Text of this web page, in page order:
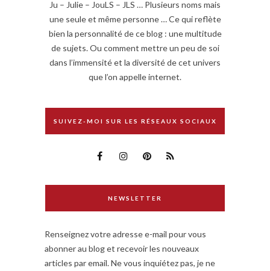
Ju – Julie – JouLS – JLS … Plusieurs noms mais
une seule et même personne … Ce qui reflète
bien la personnalité de ce blog : une multitude
de sujets. Ou comment mettre un peu de soi
dans l’immensité et la diversité de cet univers
que l’on appelle internet.
SUIVEZ-MOI SUR LES RÉSEAUX SOCIAUX
NEWSLETTER
Renseignez votre adresse e-mail pour vous
abonner au blog et recevoir les nouveaux
articles par email. Ne vous inquiétez pas, je ne